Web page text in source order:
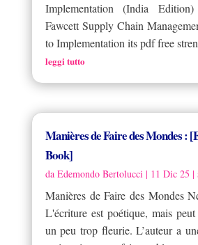
Implementation (India
Fawcett Supply Chain
to Implementation its pdf free
leggi tutto
Manières de Faire des Mondes :
Book]
da Edemondo Bertolucci| 11 Dic 25 |
Manières de Faire des Mondes
L'écriture est poétique, mais
un peu trop fleurie. L’auteur a